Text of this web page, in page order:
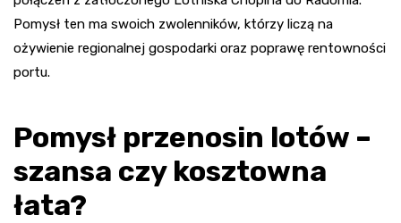
Pomysł ten ma swoich zwolenników, którzy liczą na
ożywienie regionalnej gospodarki oraz poprawę rentowności
portu.
Pomysł przenosin lotów –
szansa czy kosztowna
łata?